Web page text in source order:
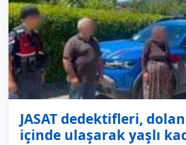
JASAT dedektifleri,
içinde ulaşarak yaşlı